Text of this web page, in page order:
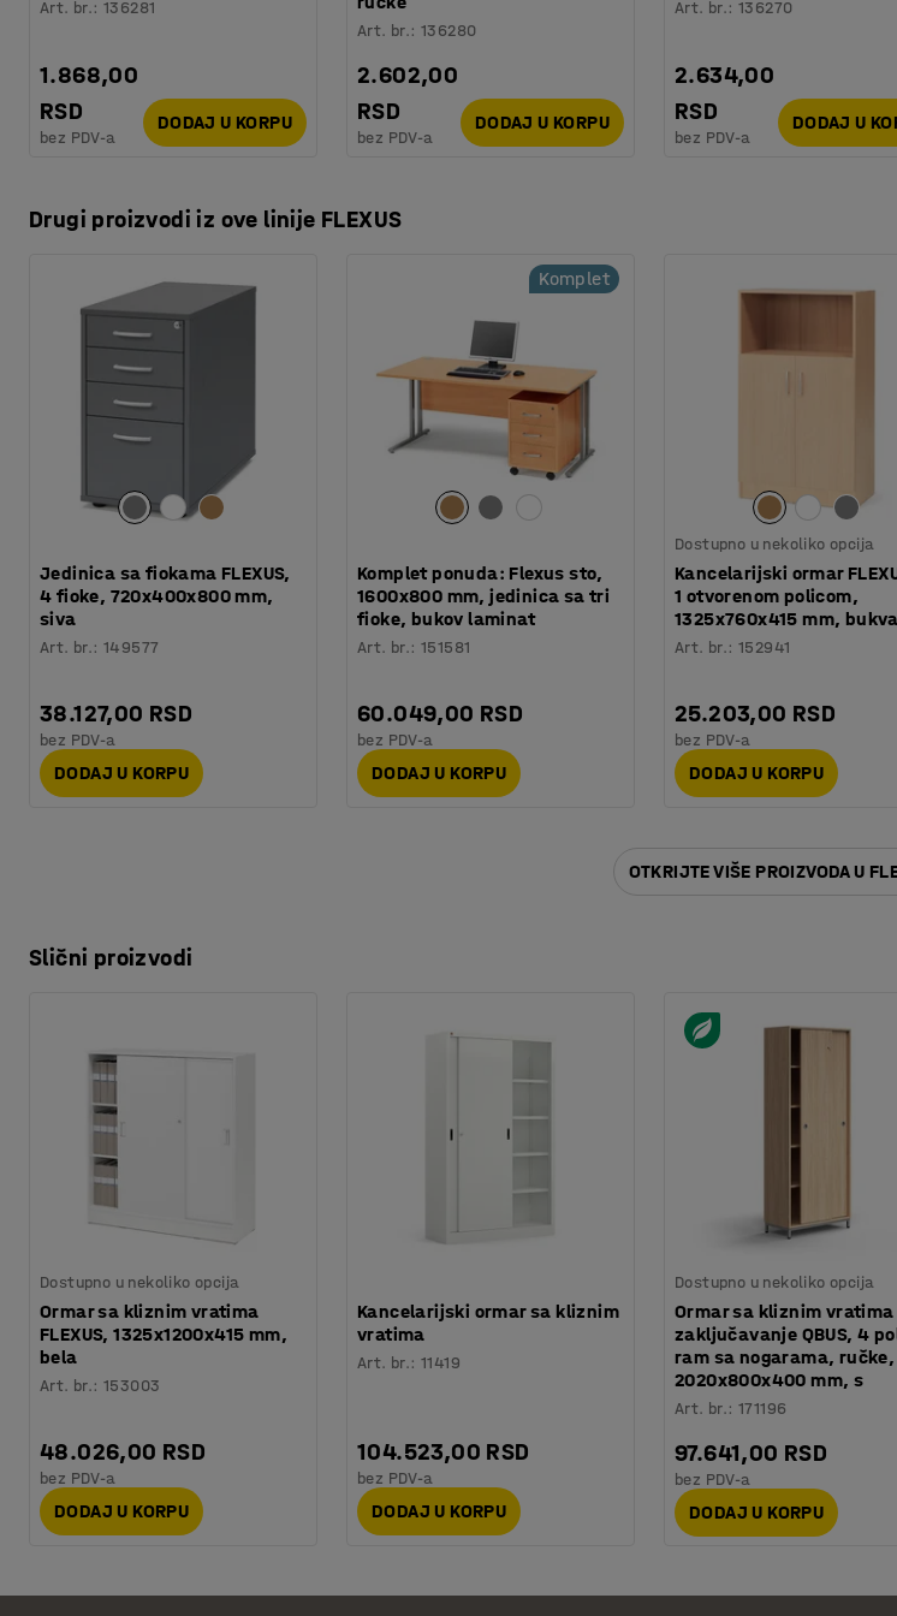
Art. br.:136281
1.868,00
RSD
bez PDV-a
DODAJ U KORPU
Art. br.:136280
2.602,00
RSD
bez PDV-a
DODAJ U KORPU
Art. br.:136270
2.634,00
RSD
bez PDV-a
DODAJ U
Drugi proizvodi iz ove linije FLEXUS
Jedinica sa fiokama FLEXUS,
4 fioke, 720x400x800 mm,
siva
Art. br.:149577
38.127,00 RSD
bez PDV-a
DODAJ U KORPU
Komplet
Komplet ponuda: Flexus sto,
1600x800 mm, jedinica sa tri
fioke, bukov laminat
Art. br.:151581
60.049,00 RSD
bez PDV-a
DODAJ U KORPU
Dostupno u nekoliko opcija
Kancelarijski ormar
1 otvorenom policom,
1325x760x415 mm, bukva
Art. br.:152941
25.203,00 RSD
bez PDV-a
DODAJ U KORPU
OTKRIJTE VIŠE PROIZVODA U
Slični proizvodi
Dostupno u nekoliko opcija
Ormar sa kliznim vratima
FLEXUS, 1325x1200x415 mm,
bela
Art. br.:153003
48.026,00 RSD
bez PDV-a
DODAJ U KORPU
Kancelarijski ormar sa kliznim
vratima
Art. br.:11419
104.523,00 RSD
bez PDV-a
DODAJ U KORPU
Dostupno u nekoliko opcija
Ormar sa kliznim vratima
zaključavanje QBUS, 4
ram sa nogarama, ručke,
2020x800x400 mm, s
Art. br.:171196
97.641,00 RSD
bez PDV-a
DODAJ U KORPU